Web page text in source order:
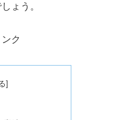
ょう。
ク